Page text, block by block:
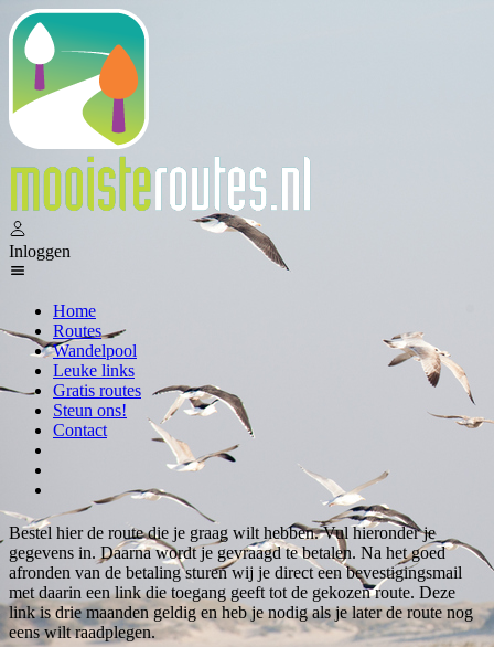
Inloggen
Home
Routes
Wandelpool
Leuke links
Gratis routes
Steun ons!
Contact
Bestel hier de route die je graag wilt hebben. Vul hieronder je
gegevens in. Daarna wordt je gevraagd te betalen. Na het goed
afronden van de betaling sturen wij je direct een bevestigingsmail
met daarin een link die toegang geeft tot de gekozen route. Deze
link is drie maanden geldig en heb je nodig als je later de route nog
eens wilt raadplegen.